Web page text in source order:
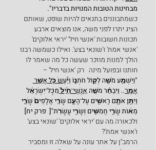
מבחינות הטובות המנויות בדבריו".
כשמתבוננים בתנאים להיות שופט, שאותם
הציג יתרו לפני משה, אנו מוצאים ארבע
תכונות חשובות 'אנשי חיל' 'יראי אלוקים'
'אנשי אמת' ו'שונאי בצע'. ואילו כשמשה רבנו
הולך למנות מוזכר שעשה כל מה שאמר לו
חותנו ובפועל מינה   רק 'אנשי חיל' –
"וַיִּשְׁמַ֥ע מֹשֶׁ֖ה לְק֣וֹל חֹתְנ֑וֹ וַיַּ֕עַשׂ כֹּ֖ל אֲשֶׁ֥ר
אָמָֽר.. וַיִּבְחַ֨ר מֹשֶׁ֤ה אַנְשֵׁי־חַ֙יִל֙ מִכָּל־יִשְׂרָאֵ֔ל
וַיִּתֵּ֥ן אֹתָ֛ם רָאשִׁ֖ים עַל־הָעָ֑ם שָׂרֵ֤י אֲלָפִים֙ שָׂרֵ֣י
מֵא֔וֹת שָׂרֵ֥י חֲמִשִּׁ֖ים וְשָׂרֵ֥י עֲשָׂרֹֽת"[  פרק יח]
ולכאורה מה עם 'יראי אלוקים' 'שונאי בצע'
ו'אנשי אמת'?
הרמב"ן על אתר עונה על שאלה זו ומסביר